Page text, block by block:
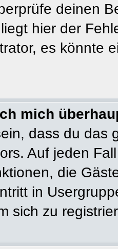
deinen
hier der
es könnte
mich
dass du das
Auf jeden
die
in
sich zu